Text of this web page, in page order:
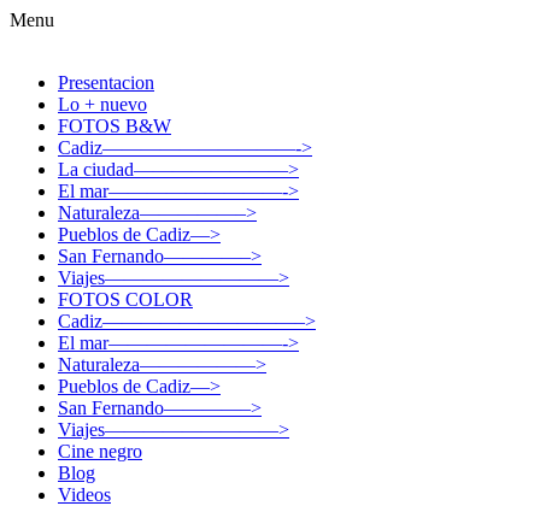
Menu
Presentacion
Lo + nuevo
FOTOS B&W
Cadiz——————————->
La ciudad————————>
El mar—————————->
Naturaleza—————–>
Pueblos de Cadiz—>
San Fernando————–>
Viajes—————————>
FOTOS COLOR
Cadiz——————————–>
El mar—————————->
Naturaleza——————>
Pueblos de Cadiz—>
San Fernando————–>
Viajes—————————>
Cine negro
Blog
Videos